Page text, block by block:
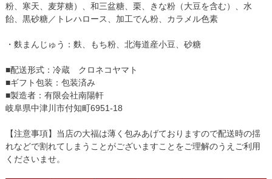
粉、寒天、麦芽糖）、和三盆糖、栗、きな粉（大豆を含む）、水
飴、黒砂糖／トレハロース、加工でん粉、カラメル色素
・麩まんじゅう：麩、もち粉、北海道産小豆、砂糖
■配送形式：冷蔵 クロネコヤマト
■ギフト包装：包装済み
■製造者：有限会社南陽軒
岐阜県中津川市付知町6951-18
【注意事項】当店の大福は薄く包みあげておりますので配送時の揺
れなどで割れてしまうことがございますことをご理解のうえご利用
くださいませ。